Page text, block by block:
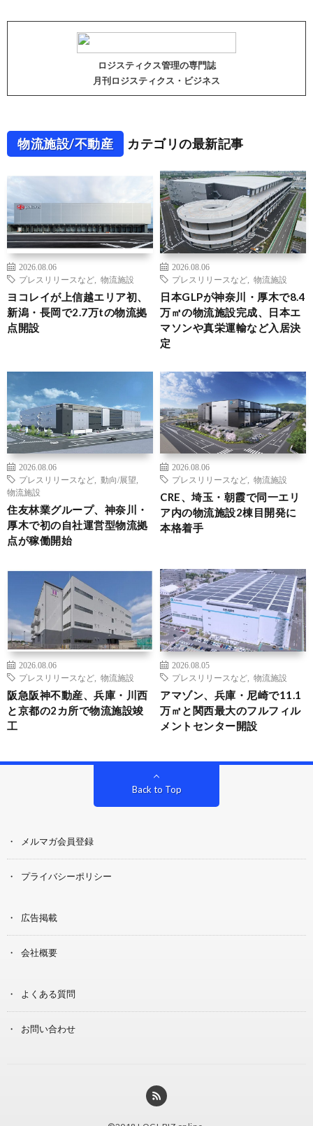
ロジスティクス管理の専門誌
月刊ロジスティクス・ビジネス
物流施設/不動産 カテゴリの最新記事
2026.08.06
プレスリリースなど
物流施設
ヨコレイが上信越エリア初、
新潟・長岡で2.7万tの物流拠
点開設
2026.08.06
プレスリリースなど
物流施設
日本GLPが神奈川・厚木で8.4
万㎡の物流施設完成、日本エ
マソンや真栄運輸など入居決
定
2026.08.06
プレスリリースなど
動向/展望
物流施設
住友林業グループ、神奈川・
厚木で初の自社運営型物流拠
点が稼働開始
2026.08.06
プレスリリースなど
物流施設
CRE、埼玉・朝霞で同一エリ
ア内の物流施設2棟目開発に
本格着手
2026.08.06
プレスリリースなど
物流施設
阪急阪神不動産、兵庫・川西
と京都の2カ所で物流施設竣
工
2026.08.05
プレスリリースなど
物流施設
アマゾン、兵庫・尼崎で11.1
万㎡と関西最大のフルフィル
メントセンター開設
Back to Top
メルマガ会員登録
プライバシーポリシー
広告掲載
会社概要
よくある質問
お問い合わせ